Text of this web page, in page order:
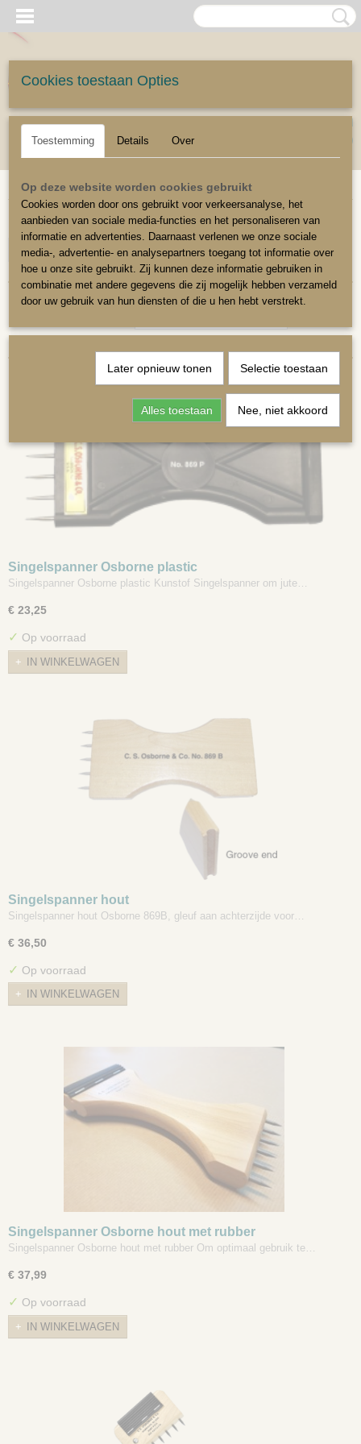
Inloggen Registreren
(0)
Home>Stoffeerbenodigdheden> Gereedschappen>Singelspanner
kleur
Selecteer 1 of meerdere
opties
Singelspanner Osborne plastic
Singelspanner Osborne plastic Kunstof Singelspanner om jute…
€ 23,25
✓ Op voorraad
IN WINKELWAGEN
Singelspanner hout
Singelspanner hout Osborne 869B, gleuf aan achterzijde voor…
€ 36,50
✓ Op voorraad
IN WINKELWAGEN
Singelspanner Osborne hout met rubber
Singelspanner Osborne hout met rubber Om optimaal gebruik te…
€ 37,99
✓ Op voorraad
IN WINKELWAGEN
| KUSSENS OP MAAT
Cookies toestaan Opties
Toestemming Details Over
Op deze website worden cookies gebruikt
Cookies worden door ons gebruikt voor verkeersanalyse, het
aanbieden van sociale media-functies en het personaliseren van
informatie en advertenties. Daarnaast verlenen we onze sociale
media-, advertentie- en analysepartners toegang tot informatie over
hoe u onze site gebruikt. Zij kunnen deze informatie gebruiken in
combinatie met andere gegevens die zij mogelijk hebben verzameld
door uw gebruik van hun diensten of die u hen hebt verstrekt.
Later opnieuw tonen Selectie toestaan
Alles toestaan Nee, niet akkoord